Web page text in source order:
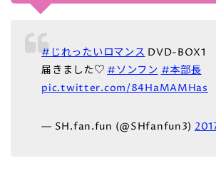
#じれったいロマンスDVD-BOX1
届きました♡#ソンフン#本部長
pic.twitter.com/84HaMAMHas
— SH.fan.fun (@SHfanfun3)